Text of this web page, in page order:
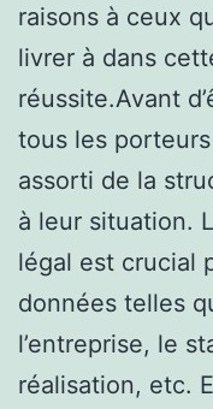
raisons à ceux
livrer à dans
réussite.Avant
tous les
assorti de la
à leur situation.
légal est crucial
données telles
l’entreprise, le
réalisation, etc.